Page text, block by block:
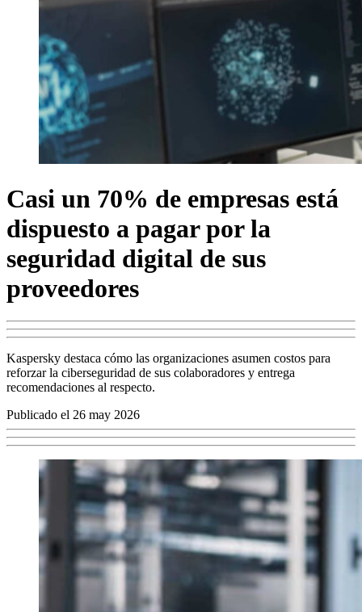
Casi un 70% de empresas está
dispuesto a pagar por la
seguridad digital de sus
proveedores
Kaspersky destaca cómo las organizaciones asumen costos para
reforzar la ciberseguridad de sus colaboradores y entrega
recomendaciones al respecto.
Publicado el 26 may 2026